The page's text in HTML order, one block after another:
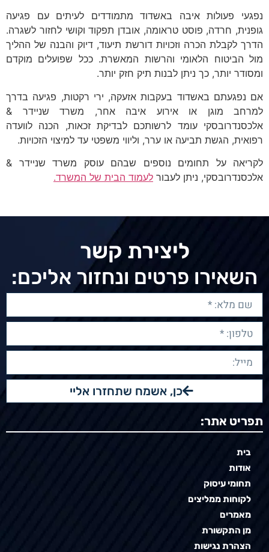
נפגעי פעולות איבה באשדוד מתמודדים לעיתים עם פגיעה
גופנית, חרדה, פוסט טראומה, אובדן תפקוד וקושי לחזור לשגרה.
הדרך לקבלת הכרה וזכויות דורשת תיעוד, דיוק והבנה של ההליך
מול הביטוח הלאומי והרשות המאשרת. ככל שפועלים מוקדם
ומסודר יותר, כך ניתן לבנות תיק חזק יותר.
אם נפגעתם באשדוד בעקבות אזעקה, ירי רקטות, פגיעה בדרך
למרחב מוגן או אירוע איבה אחר, משרד שניידר &
אלכסנדרובסקי עומד לרשותכם לבדיקת זכאות, הכנה לוועדה
רפואית, הגשת תביעה או ערר, וליווי משפטי עד למיצוי הזכויות.
לקריאה על תחומים נוספים שבהם עוסק משרד שניידר &
אלכסנדרובסקי, ניתן לעבור לעמוד הבית של המשרד.
ליצירת קשר
השאירו פרטים ונחזור אליכם:
כן, אשמח שתחזרו אליי
תפריט אתר:
בית
אודות
תחומי עיסוק
לקוחות ממליצים
מאמרים
מן התקשורת
הצהרת נגישות